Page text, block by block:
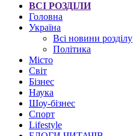
ВСІ РОЗДІЛИ
Головна
Україна
Всі новини розділу
Політика
Місто
Світ
Бізнес
Наука
Шоу-бізнес
Спорт
Lifestyle